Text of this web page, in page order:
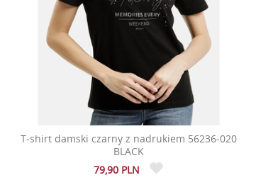
T-shirt damski czarny z nadrukiem 56236-020
BLACK
79,90 PLN